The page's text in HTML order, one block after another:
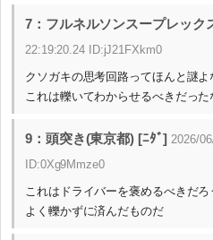
7：フルネルソンスープレック
22:19:20.24 ID:jJ21FXkm0
クソガキの思考回路ってほんと謎よ
これは轢いてわからせるべきだった
9：頭突き(東京都) [ﾆﾀﾞ] 2026/
ID:0Xg9Mmze0
これはドライバーを褒めるべきだろ
よく轢かずに済んだものだ